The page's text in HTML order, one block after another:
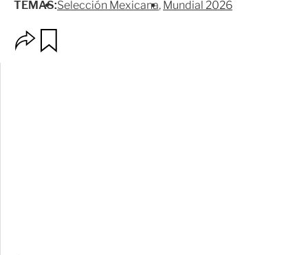
TEMAS:Selección Mexicana Mundial 2026
p